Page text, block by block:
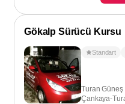
Gökalp Sürücü Kursu
Standart
Turan Güneş
Çankaya-